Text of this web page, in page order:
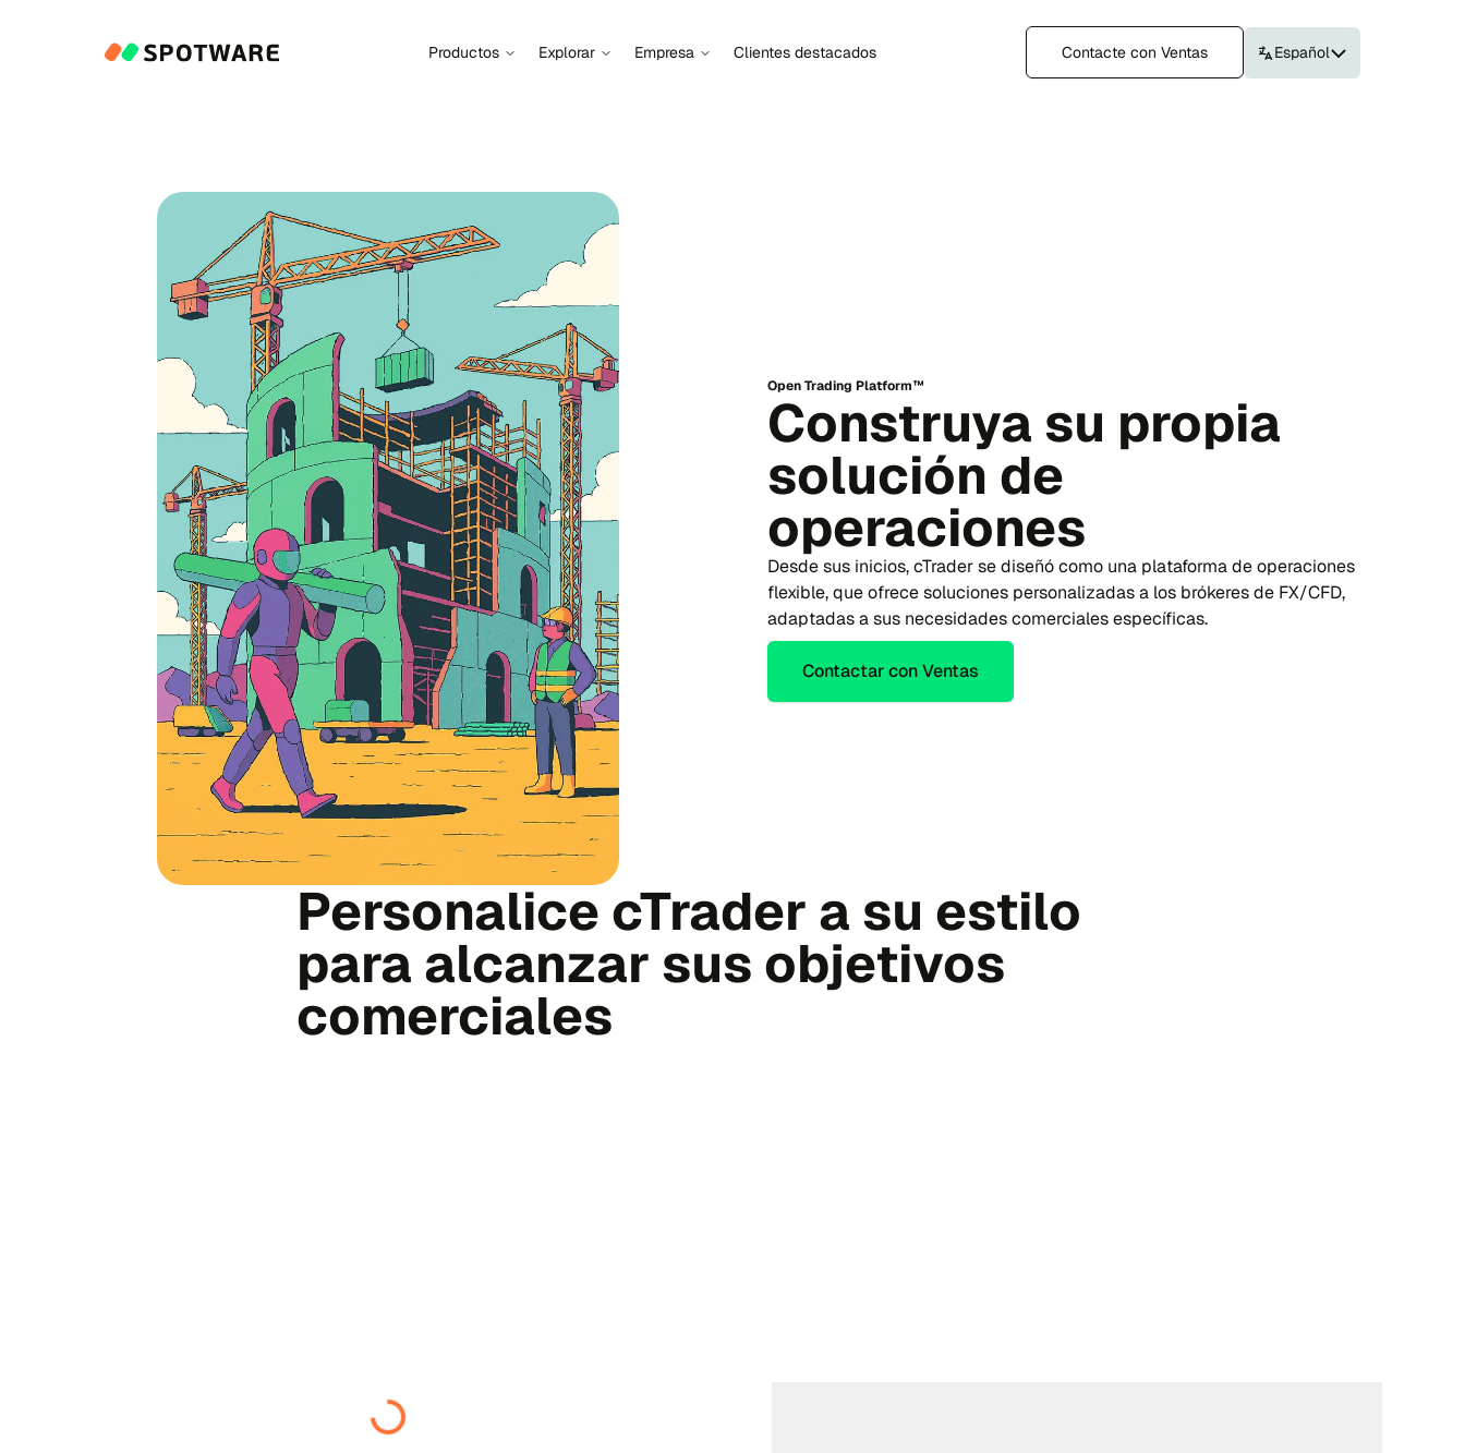
Productos Explorar Empresa Clientes destacados Contacte con Ventas Español
Open Trading Platform™
Construya su propia
solución de
operaciones
Desde sus inicios, cTrader se diseñó como una plataforma de operaciones
flexible, que ofrece soluciones personalizadas a los brókeres de FX/CFD,
adaptadas a sus necesidades comerciales específicas.
Contactar con Ventas
Personalice cTrader a su estilo
para alcanzar sus objetivos
comerciales